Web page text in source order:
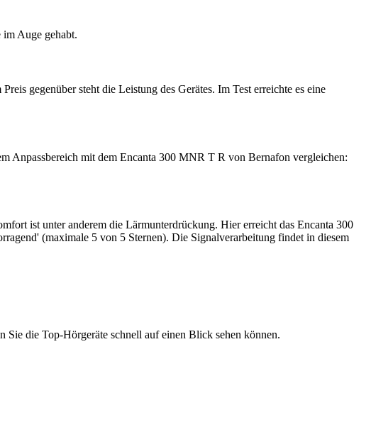
Auge gehabt.
gegenüber steht die Leistung des Gerätes. Im Test erreichte es eine
Anpassbereich mit dem Encanta 300 MNR T R von Bernafon vergleichen:
ist unter anderem die Lärmunterdrückung. Hier erreicht das Encanta 300
(maximale 5 von 5 Sternen). Die Signalverarbeitung findet in diesem
Sie die Top-Hörgeräte schnell auf einen Blick sehen können.